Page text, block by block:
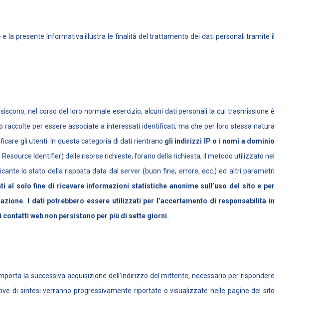
e la presente Informativa illustra le finalità del trattamento dei dati personali tramite il
nel corso del loro normale esercizio, alcuni dati personali la cui trasmissione è
per essere associate a interessati identificati, ma che per loro stessa natura
gli utenti. In questa categoria di dati rientrano gli indirizzi IP o i nomi a dominio
Identifier) delle risorse richieste, l’orario della richiesta, il metodo utilizzato nel
lo stato della risposta data dal server (buon fine, errore, ecc.) ed altri parametri
al solo fine di ricavare informazioni statistiche anonime sull’uso del sito e per
I dati potrebbero essere utilizzati per l’accertamento di responsabilità in
web non persistono per più di sette giorni.
la successiva acquisizione dell’indirizzo del mittente, necessario per rispondere
di sintesi verranno progressivamente riportate o visualizzate nelle pagine del sito